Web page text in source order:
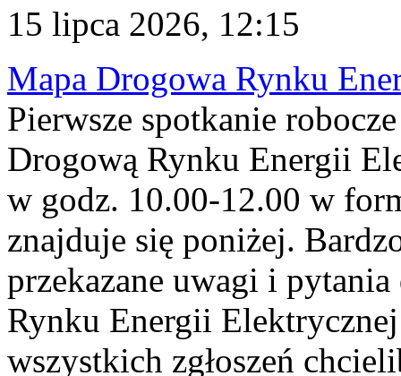
15 lipca 2026, 12:15
Mapa Drogowa Rynku
Pierwsze spotkanie
Drogową Rynku Energii
w godz. 10.00-12.00 w
znajduje się poniżej.
przekazane uwagi i
Rynku Energii
wszystkich zgłoszeń